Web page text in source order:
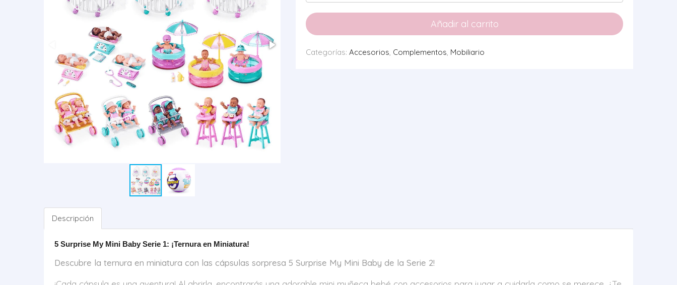
Mini
Baby
Sorpresa
Añadir al carrito
Categorías: Accesorios, Complementos, Mobiliario
Descripción
5 Surprise My Mini Baby Serie 1: ¡Ternura en Miniatura!
Descubre la ternura en miniatura con las cápsulas sorpresa 5 Surprise My Mini Baby de la Serie 2!